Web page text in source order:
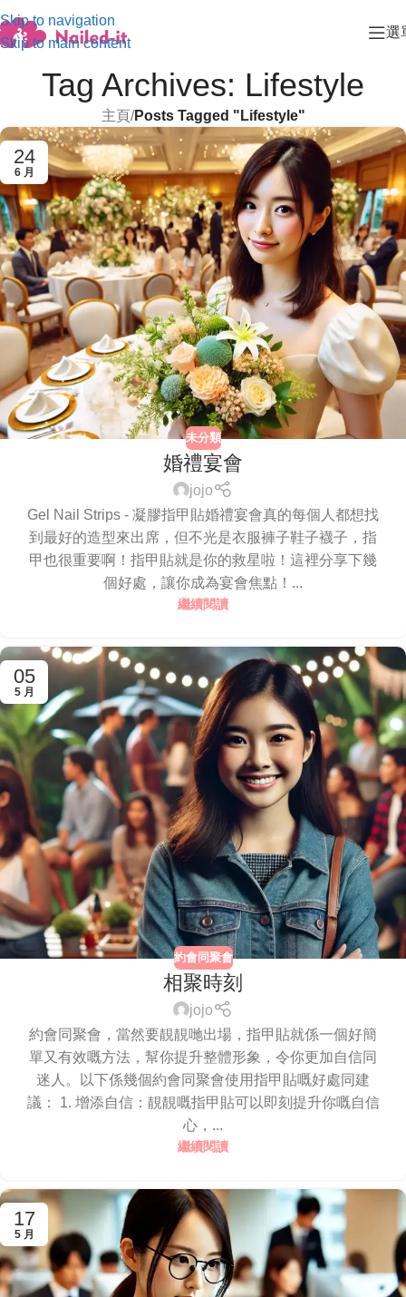
Skip to navigation
Skip to main content
選
Tag Archives: Lifestyle
主頁/Posts Tagged "Lifestyle"
24
6 月
未分類
婚禮宴會
jojo
Gel Nail Strips - 凝膠指甲貼婚禮宴會真的每個人都想找
到最好的造型來出席，但不光是衣服褲子鞋子襪子，指
甲也很重要啊！指甲貼就是你的救星啦！這裡分享下幾
個好處，讓你成為宴會焦點！...
繼續閱讀
05
5 月
約會同聚會
相聚時刻
jojo
約會同聚會，當然要靚靚哋出場，指甲貼就係一個好簡
單又有效嘅方法，幫你提升整體形象，令你更加自信同
迷人。以下係幾個約會同聚會使用指甲貼嘅好處同建
議： 1. 增添自信：靚靚嘅指甲貼可以即刻提升你嘅自信
心，...
繼續閱讀
17
5 月